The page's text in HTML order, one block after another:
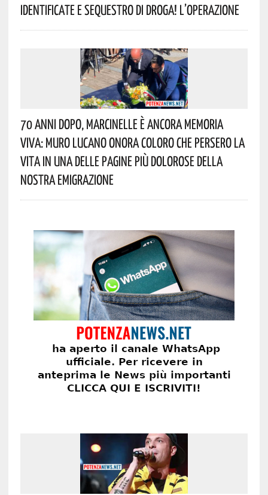
Identificate E Sequestro Di Droga! L’operazione
70 Anni Dopo, Marcinelle È Ancora Memoria
Viva: Muro Lucano Onora Coloro Che Persero La
Vita In Una Delle Pagine Più Dolorose Della
Nostra Emigrazione